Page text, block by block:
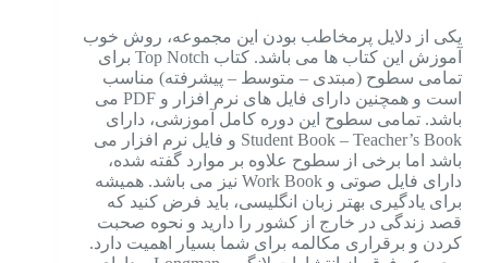
یکی از دلایل پرمخاطب بودن این مجموعه، روش خوب
آموزش این کتاب ها می باشد. کتاب Top Notch برای
تمامی سطوح (مبتدی – متوسط – پیشرفته) مناسب
است و همچنین دارای فایل های نرم افزار و PDF می
باشد. تمامی سطوح این دوره کامل آموزشی، دارای
Student Book – Teacher’s Book و فایل نرم افزار می
باشد اما برخی از سطوح علاوه بر موارد گفته شده،
دارای فایل صوتی و Work Book نیز می باشد. همیشه
برای یادگیری بهتر زبان انگلیسی، باید فرض کنید که
قصد زندگی در خارج از کشور را دارید و نحوه صحبت
کردن و برقراری مکالمه برای شما بسیار اهمیت دارد.